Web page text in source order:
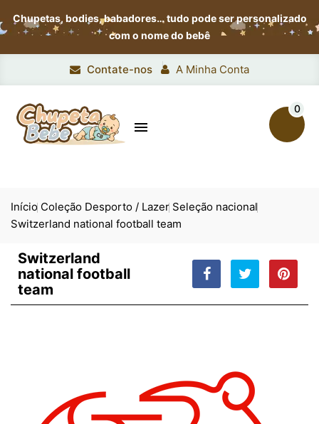
Chupetas, bodies, babadores…tudo pode ser personalizado
com o nome do bebê
Contate-nos A Minha Conta

0
Início Coleção Desporto / Lazer Seleção nacional
Switzerland national football team
Switzerland
national football
team